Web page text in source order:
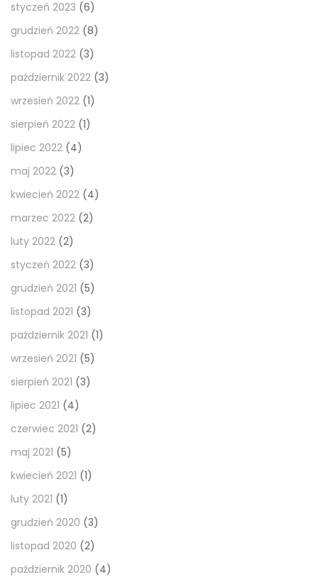
styczeń 2023 (6)
grudzień 2022 (8)
listopad 2022 (3)
październik 2022 (3)
wrzesień 2022 (1)
sierpień 2022 (1)
lipiec 2022 (4)
maj 2022 (3)
kwiecień 2022 (4)
marzec 2022 (2)
luty 2022 (2)
styczeń 2022 (3)
grudzień 2021 (5)
listopad 2021 (3)
październik 2021 (1)
wrzesień 2021 (5)
sierpień 2021 (3)
lipiec 2021 (4)
czerwiec 2021 (2)
maj 2021 (5)
kwiecień 2021 (1)
luty 2021 (1)
grudzień 2020 (3)
listopad 2020 (2)
październik 2020 (4)